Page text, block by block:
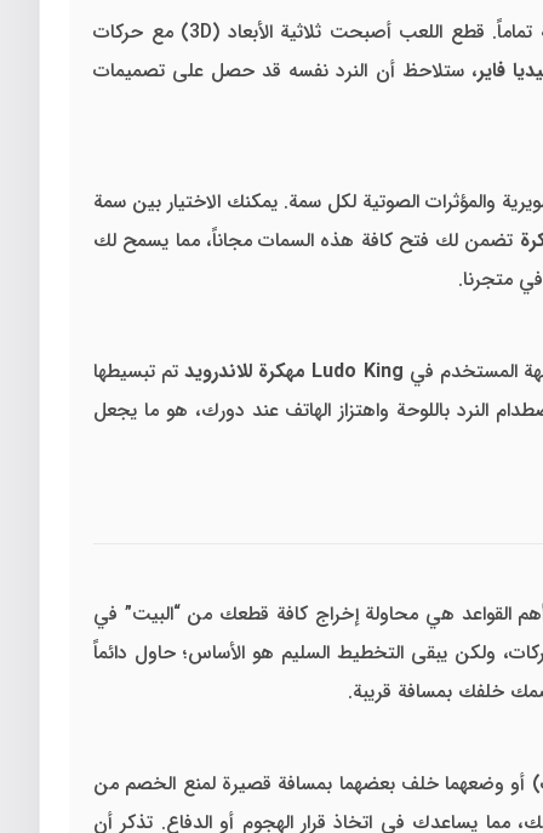
في عام 2026 ثورة في التصميم البصري، حيث تم تحسين الإضاءة والظلال لتبدو اللوحة وكأنها حقيقية تماماً. قطع اللعب أصبحت ثلاثية الأبعاد (3D) مع حركات
، ستلاحظ أن النرد نفسه قد حصل على تصميمات
والمؤثرات الصوتية لكل سمة. يمكنك الاختيار بين سمة
تضمن لك فتح كافة هذه السمات مجاناً، مما يسمح لك
في متجرنا.
المستخدم في Ludo King مهكرة للاندرويد
تم تبسيطها
النرد باللوحة واهتزاز الهاتف عند دورك، هو ما يجعل
القواعد هي محاولة إخراج كافة قطعك من “البيت” في
ولكن يبقى التخطيط السليم هو الأساس؛ حاول دائماً
خلفك بمسافة قريبة.
وضعهما خلف بعضهما بمسافة قصيرة لمنع الخصم من
مما يساعدك في اتخاذ قرار الهجوم أو الدفاع. تذكر أن